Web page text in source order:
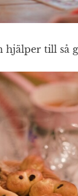
hjälper till så